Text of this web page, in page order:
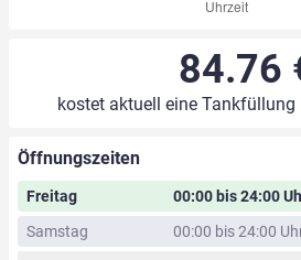
84.76
kostet aktuell eine
Öffnungszeiten
Freitag
00:00 bis 24:00
Samstag
00:00 bis 24:00